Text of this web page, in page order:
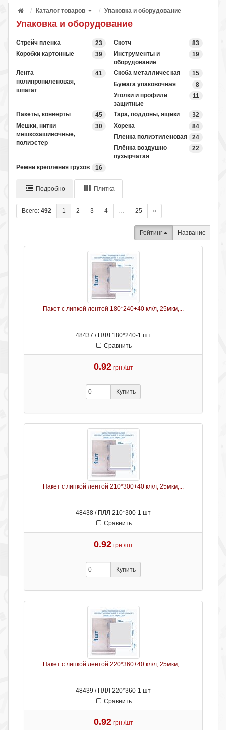
Каталог товаров Упаковка и оборудование
Упаковка и оборудование
23
Стрейч пленка 83
Скотч
39
Коробки картонные 19
Инструменты и
оборудование
41
Лента
полипропиленовая,
шпагат
15
Скоба металлическая
8
Бумага упаковочная
11
Уголки и профили
защитные
45
Пакеты, конверты 32
Тара, поддоны, ящики
30
Мешки, нитки
мешкозашивочные,
полиэстер
84
Хорека
24
Пленка полиэтиленовая
22
Плёнка воздушно
пузырчатая
16
Ремни крепления грузов
Подробно Плитка
Всего: 492 1 2 3 4 … 25 »
Рейтинг Название
Пакет с липкой лентой 180*240+40 кл/л, 25мкм,...
48437 / ПЛЛ 180*240-1 шт
Сравнить
0.92 грн./шт
Купить
Пакет с липкой лентой 210*300+40 кл/л, 25мкм,...
48438 / ПЛЛ 210*300-1 шт
Сравнить
0.92 грн./шт
Купить
Пакет с липкой лентой 220*360+40 кл/л, 25мкм,...
48439 / ПЛЛ 220*360-1 шт
Сравнить
0.92 грн./шт